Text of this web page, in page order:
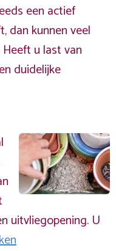
een actief
dan kunnen veel
u last van
duidelijke
uitvliegopening. U